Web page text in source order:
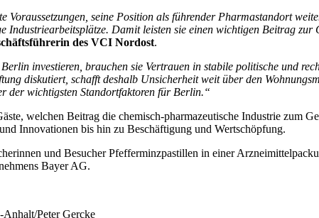
Voraussetzungen, seine Position als führender Pharmastandort
Industriearbeitsplätze. Damit leisten sie einen wichtigen Beitrag
des VCI Nordost.
investieren, brauchen sie Vertrauen in stabile politische und
diskutiert, schafft deshalb Unsicherheit weit über den
der wichtigsten Standortfaktoren für Berlin.“
welchen Beitrag die chemisch-pharmazeutische Industrie zum
Innovationen bis hin zu Beschäftigung und Wertschöpfung.
und Besucher Pfefferminzpastillen in einer
Bayer AG.